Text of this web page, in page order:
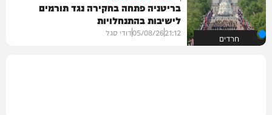
חרדים
בריטניה פתחה בחקירה נגד תורמים
לישיבות בהתנחלויות
21:12
05/08/26דודי סגל